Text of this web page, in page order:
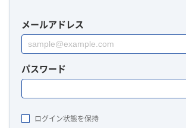
メールアドレス
パスワード
ログイン状態を保持